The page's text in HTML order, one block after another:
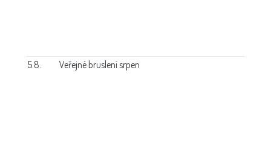
5.8. Veřejné bruslení srpen